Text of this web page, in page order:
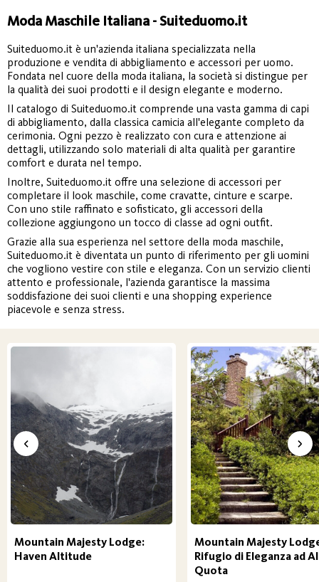
Moda Maschile Italiana - Suiteduomo.it
Suiteduomo.it è un'azienda italiana specializzata nella
produzione e vendita di abbigliamento e accessori per uomo.
Fondata nel cuore della moda italiana, la società si distingue per
la qualità dei suoi prodotti e il design elegante e moderno.
Il catalogo di Suiteduomo.it comprende una vasta gamma di capi
di abbigliamento, dalla classica camicia all'elegante completo da
cerimonia. Ogni pezzo è realizzato con cura e attenzione ai
dettagli, utilizzando solo materiali di alta qualità per garantire
comfort e durata nel tempo.
Inoltre, Suiteduomo.it offre una selezione di accessori per
completare il look maschile, come cravatte, cinture e scarpe.
Con uno stile raffinato e sofisticato, gli accessori della
collezione aggiungono un tocco di classe ad ogni outfit.
Grazie alla sua esperienza nel settore della moda maschile,
Suiteduomo.it è diventata un punto di riferimento per gli uomini
che vogliono vestire con stile e eleganza. Con un servizio clienti
attento e professionale, l'azienda garantisce la massima
soddisfazione dei suoi clienti e una shopping experience
piacevole e senza stress.
Mountain Majesty Lodge:
Haven Altitude
Mountain Majesty
Rifugio di Eleganza ad
Quota